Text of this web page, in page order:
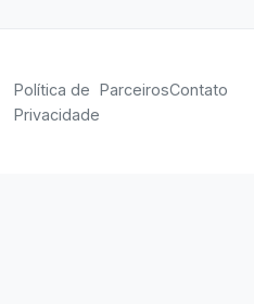
Política de
Privacidade
ParceirosContato